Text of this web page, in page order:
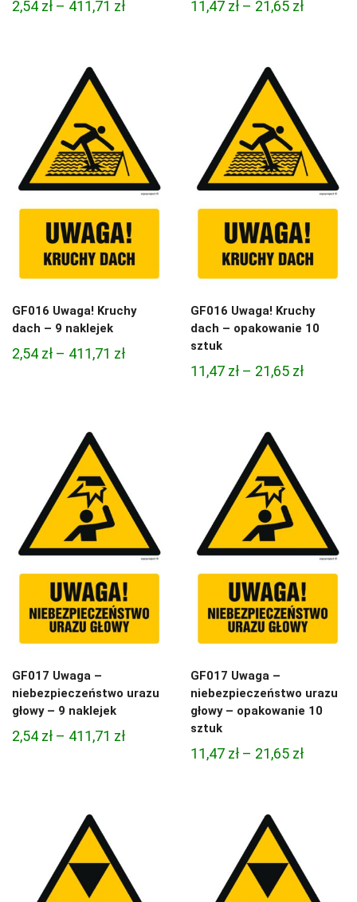
2,54 zł – 411,71 złZakres
11,47 zł – 21,65 złZakres
GF016 Uwaga! Kruchy
dach – 9 naklejek
2,54 zł – 411,71 złZakres
GF016 Uwaga! Kruchy
dach – opakowanie 10
sztuk
11,47 zł – 21,65 złZakres
GF017 Uwaga –
niebezpieczeństwo urazu
głowy – 9 naklejek
2,54 zł – 411,71 złZakres
GF017 Uwaga –
niebezpieczeństwo urazu
głowy – opakowanie 10
sztuk
11,47 zł – 21,65 złZakres